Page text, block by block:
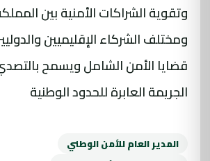
وتقوية الشراكات الأمنية بين
ومختلف الشركاء الإقليميين
قضايا الأمن الشامل ويسمح
الجريمة العابرة للحدود الوطنية
المدير العام للأمن الوطني